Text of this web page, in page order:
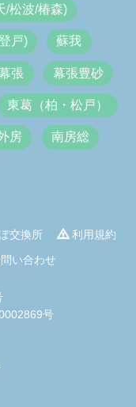
/松波/椿森)
戸) 蘇我
張 幕張豊砂
東葛（柏・松戸）
房 南房総
交換所
利用規約
い合わせ
号